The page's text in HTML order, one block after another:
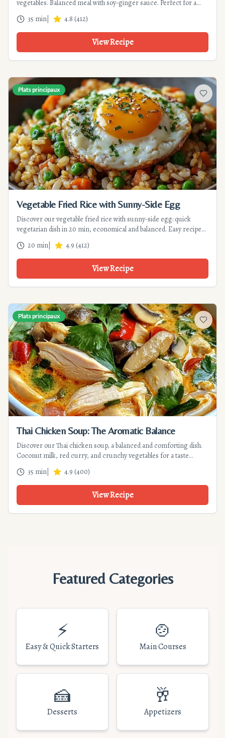
vegetables. Balanced meal with soy-ginger sauce. Perfect for a
healthy and tasty dinner in just 35 minutes.
35 min 4.8 (412)
View Recipe
Plats principaux
Add to
Vegetable Fried Rice with Sunny-Side Egg
Discover our vegetable fried rice with sunny-side egg: quick
vegetarian dish in 20 min, economical and balanced. Easy recipe
for a healthy meal inspired by Asian flavors.
20 min 4.9 (412)
View Recipe
Plats principaux
Add to
Thai Chicken Soup: The Aromatic Balance
Discover our Thai chicken soup, a balanced and comforting dish.
Coconut milk, red curry, and crunchy vegetables for a taste
journey in 35 min. Easy and complete recipe.
35 min 4.9 (400)
View Recipe
Featured Categories
⚡
Easy & Quick Starters
🍲
Main Courses
🍰
Desserts
🥂
Appetizers